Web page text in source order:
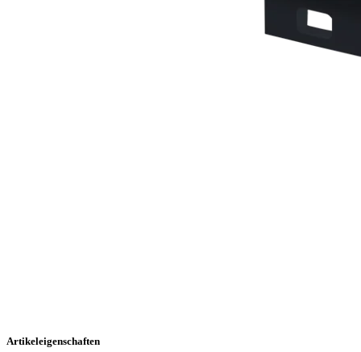
Artikeleigenschaften